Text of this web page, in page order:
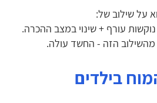
על שילוב של:
עורף + שינוי במצב ההכרה.
מהשילוב הזה - החשד עולה.
בילדים